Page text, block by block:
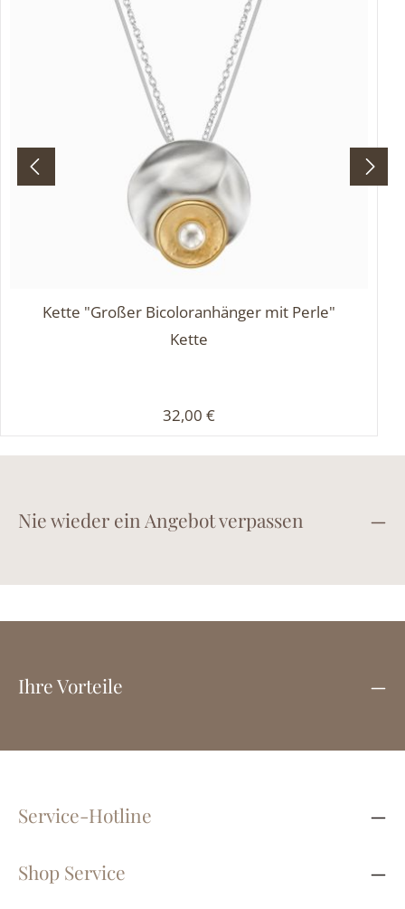
Kette "Großer Bicoloranhänger mit Perle"
Kette
Regulärer Preis:
32,00 €
Nie wieder ein Angebot verpassen
Ihre Vorteile
Service-Hotline
Shop Service